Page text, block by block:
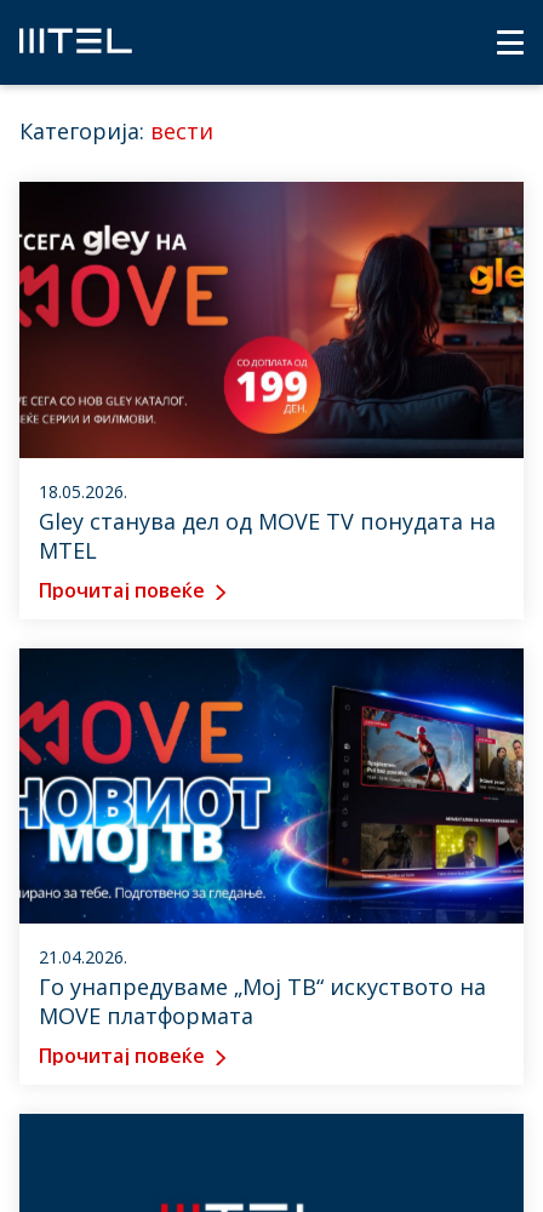
Категорија: вести
18.05.2026.
Gley станува дел од MOVE TV понудата на
MTEL
Прочитај повеќе
21.04.2026.
Го унапредуваме „Мој ТВ“ искуството на
MOVE платформата
Прочитај повеќе